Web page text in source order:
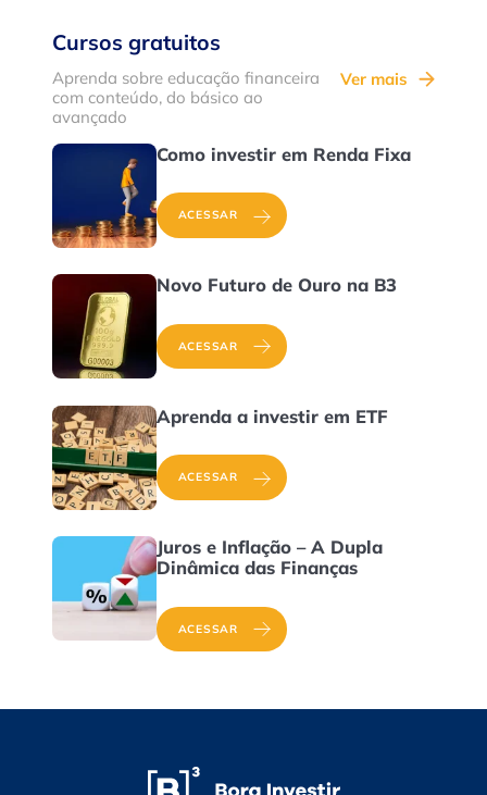
Cursos gratuitos
Aprenda sobre educação financeira
com conteúdo, do básico ao
avançado
Ver mais
Como investir em Renda Fixa
ACESSAR
Novo Futuro de Ouro na B3
ACESSAR
Aprenda a investir em ETF
ACESSAR
Juros e Inflação – A Dupla
Dinâmica das Finanças
ACESSAR